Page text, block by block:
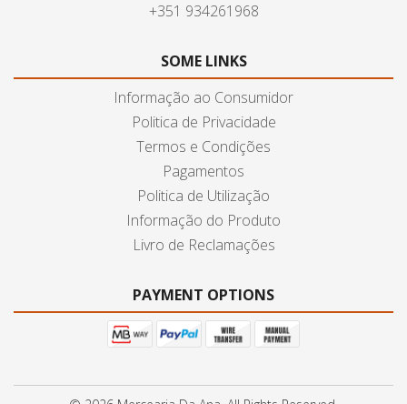
+351 934261968
SOME LINKS
Informação ao Consumidor
Politica de Privacidade
Termos e Condições
Pagamentos
Politica de Utilização
Informação do Produto
Livro de Reclamações
PAYMENT OPTIONS